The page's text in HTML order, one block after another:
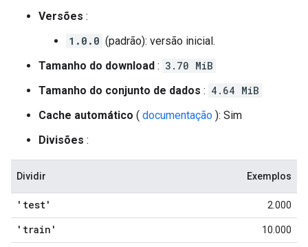
Versões :
1.0.0 (padrão): versão inicial.
Tamanho do download : 3.70 MiB
Tamanho do conjunto de dados : 4.64 MiB
Cache automático ( documentação ): Sim
Divisões :
Dividir Exemplos
'test' 2.000
'train' 10.000